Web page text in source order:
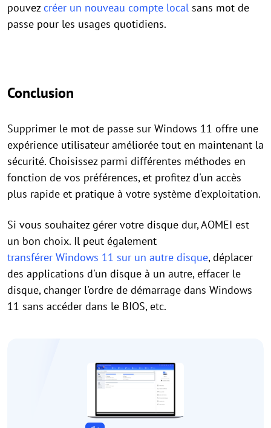
pouvez créer un nouveau compte local sans mot de
passe pour les usages quotidiens.
Conclusion
Supprimer le mot de passe sur Windows 11 offre une
expérience utilisateur améliorée tout en maintenant la
sécurité. Choisissez parmi différentes méthodes en
fonction de vos préférences, et profitez d'un accès
plus rapide et pratique à votre système d'exploitation.
Si vous souhaitez gérer votre disque dur, AOMEI est
un bon choix. Il peut également
transférer Windows 11 sur un autre disque, déplacer
des applications d'un disque à un autre, effacer le
disque, changer l'ordre de démarrage dans Windows
11 sans accéder dans le BIOS, etc.